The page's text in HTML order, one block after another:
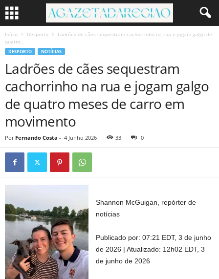
Início Desporto
Ladrões de cães sequestram cachorrinho na rua e jogam galgo de
quatro...
DESPORTO NOTÍCIAS
Ladrões de cães sequestram
cachorrinho na rua e jogam galgo
de quatro meses de carro em
movimento
Por Fernando Costa - 4 Junho 2026 33 0
Shannon McGuigan, repórter de
notícias
Publicado por: 07:21 EDT, 3 de junho
de 2026 |Atualizado: 12h02 EDT, 3
de junho de 2026